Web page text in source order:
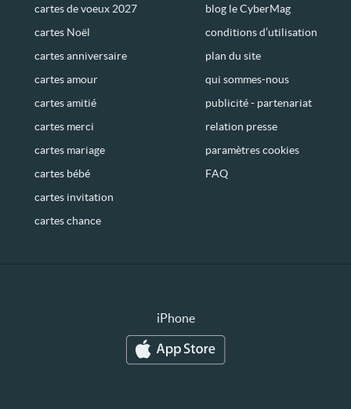
cartes de voeux 2027
cartes Noël
cartes anniversaire
cartes amour
cartes amitié
cartes merci
cartes mariage
cartes bébé
cartes invitation
cartes chance
blog le CyberMag
conditions d’utilisation
plan du site
qui sommes-nous
publicité - partenariat
relation presse
paramètres cookies
FAQ
iPhone